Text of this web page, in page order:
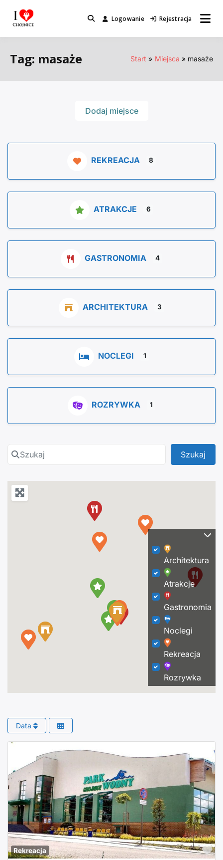
Miejsca które warto odwiedzić.
Logowanie Rejestracja
Tag: masaże Start Miejsca masaże
Dodaj miejsce
REKREACJA 8
ATRAKCJE 6
GASTRONOMIA 4
ARCHITEKTURA 3
NOCLEGI 1
ROZRYWKA 1
Szukaj Szukaj
Architektura
Atrakcje
Gastronomia
Noclegi
Rekreacja
Rozrywka
Data
Rekreacja